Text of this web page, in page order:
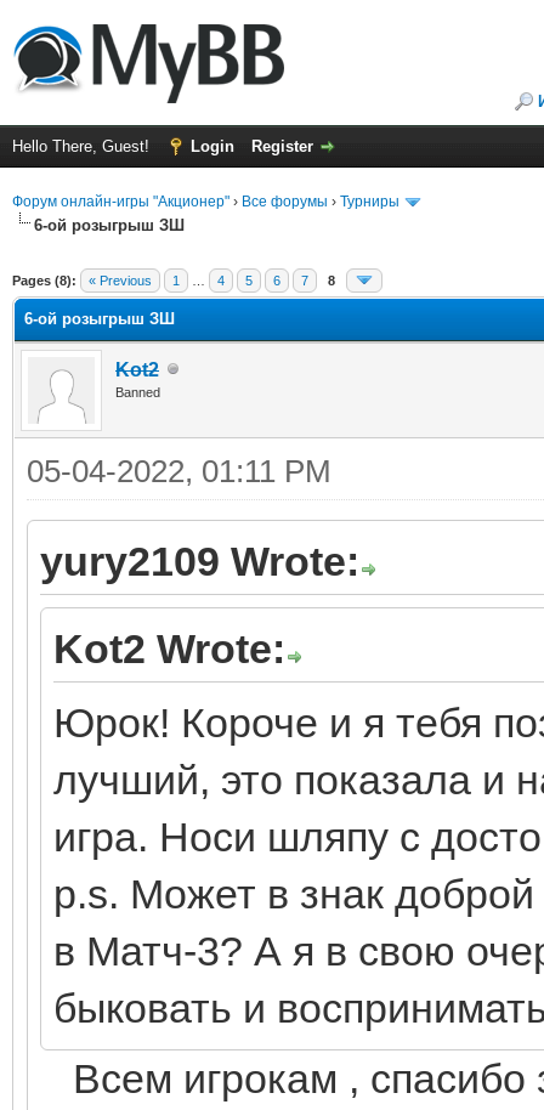
Hello There, Guest! Login Register
Форум онлайн-игры "Акционер" › Все форумы › Турниры
6-ой розыгрыш ЗШ
Pages (8): « Previous 1 4 5 6 7 8
6-ой розыгрыш ЗШ
Kot2
Banned
05-04-2022, 01:11 PM
yury2109 Wrote:
Kot2 Wrote:
Юрок! Короче и я тебя
лучший, это показала и
игра. Носи шляпу с
p.s. Может в знак
в Матч-3? А я в свою
быковать и
Всем игрокам , спасибо